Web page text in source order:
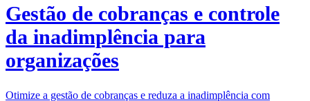
Gestão de cobranças e controle
da inadimplência para
organizações
Otimize a gestão de cobranças e reduza a inadimplência com